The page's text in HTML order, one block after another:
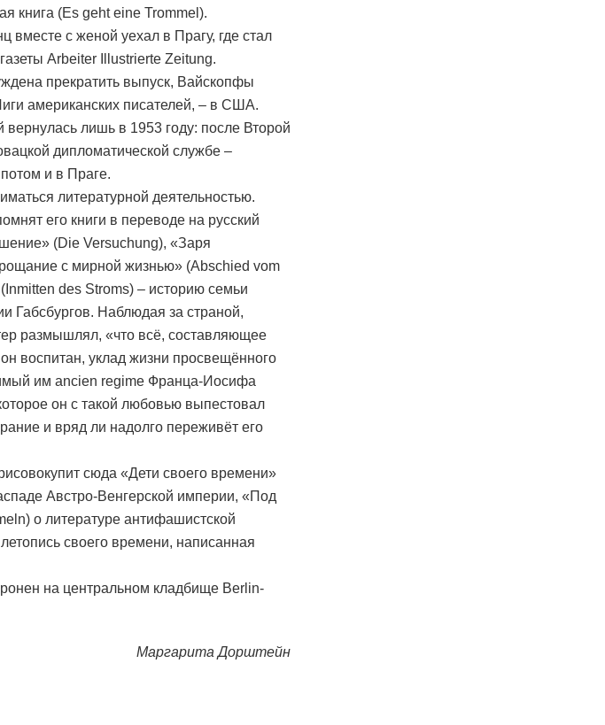
книга (Es geht eine Trommel).
вместе с женой уехал в Прагу, где стал
Arbeiter Illustrierte Zeitung.
прекратить выпуск, Вайскопфы
американских писателей, – в США.
лишь в 1953 году: после Второй
дипломатической службе –
и в Праге.
литературной деятельностью.
его книги в переводе на русский
(Die Versuchung), «Заря
с мирной жизнью» (Abschied vom
des Stroms) – историю семьи
Габсбургов. Наблюдая за страной,
размышлял, «что всё, составляющее
воспитан, уклад жизни просвещённого
им ancien regime Франца-Иосифа
он с такой любовью выпестовал
и вряд ли надолго переживёт его
сюда «Дети своего времени»
Австро-Венгерской империи, «Под
о литературе антифашистской
своего времени, написанная
на центральном кладбище Berlin-
Маргарита Дорштейн